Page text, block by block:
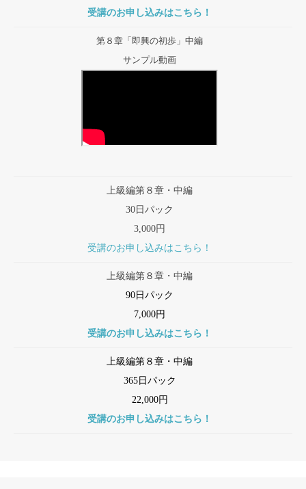
受講のお申し込みはこちら！
第８章「即興の初歩」中編
サンプル動画
上級編第８章・中編
30日パック
3,000円
受講のお申し込みはこちら！
上級編第８章・中編
90日パック
7,000円
受講のお申し込みはこちら！
上級編第８章・中編
365日パック
22,000円
受講のお申し込みはこちら！